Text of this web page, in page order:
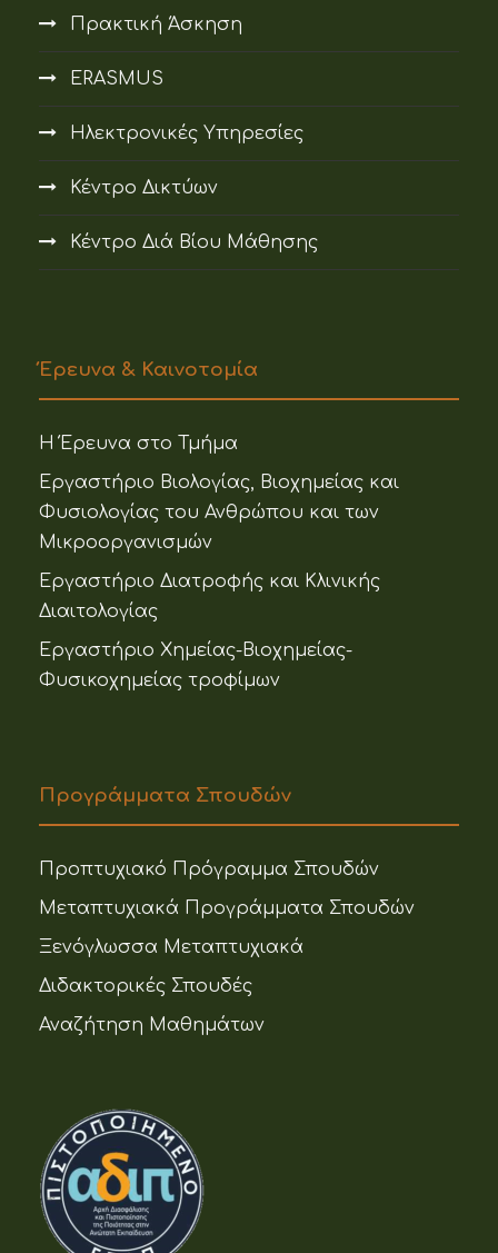
Πρακτική Άσκηση
ERASMUS
Ηλεκτρονικές Υπηρεσίες
Κέντρο Δικτύων
Κέντρο Διά Βίου Μάθησης
Έρευνα & Καινοτομία
Η Έρευνα στο Τμήμα
Εργαστήριο Βιολογίας, Βιοχημείας και
Φυσιολογίας του Ανθρώπου και των
Μικροοργανισμών
Εργαστήριο Διατροφής και Κλινικής
Διαιτολογίας
Εργαστήριο Χημείας-Βιοχημείας-
Φυσικοχημείας τροφίμων
Προγράμματα Σπουδών
Προπτυχιακό Πρόγραμμα Σπουδών
Μεταπτυχιακά Προγράμματα Σπουδών
Ξενόγλωσσα Μεταπτυχιακά
Διδακτορικές Σπουδές
Αναζήτηση Μαθημάτων